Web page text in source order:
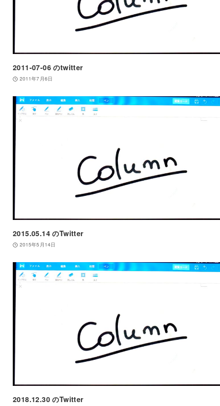
2011-07-06 のtwitter
2011年7月6日
2015.05.14 のTwitter
2015年5月14日
2018.12.30 のTwitter